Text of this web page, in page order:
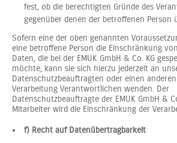
fest, ob die berechtigten Gründe des
gegenüber denen der betroffenen Person
Sofern eine der oben genannten
eine betroffene Person die Einschränkung
Daten, die bei der EMUK GmbH & Co. KG
möchte, kann sie sich hierzu jederzeit an
Datenschutzbeauftragten oder einen
Verarbeitung Verantwortlichen wenden. Der
Datenschutzbeauftragte der EMUK GmbH &
Mitarbeiter wird die Einschränkung der
f) Recht auf Datenübertragbarkeit